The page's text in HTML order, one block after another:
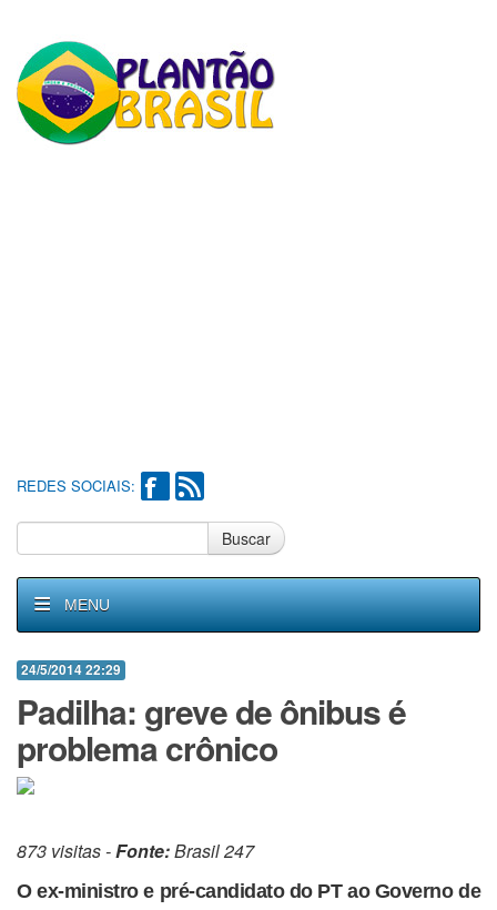
REDES SOCIAIS:
Buscar
MENU
24/5/2014 22:29
Padilha: greve de ônibus é
problema crônico
873 visitas -Fonte:Brasil 247
O ex-ministro e pré-candidato do PT ao Governo de